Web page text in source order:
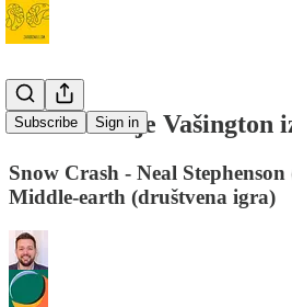
Subscribe Sign in
#115 Zašto je Vašington
Snow Crash - Neal
Middle-earth (društvena igra)